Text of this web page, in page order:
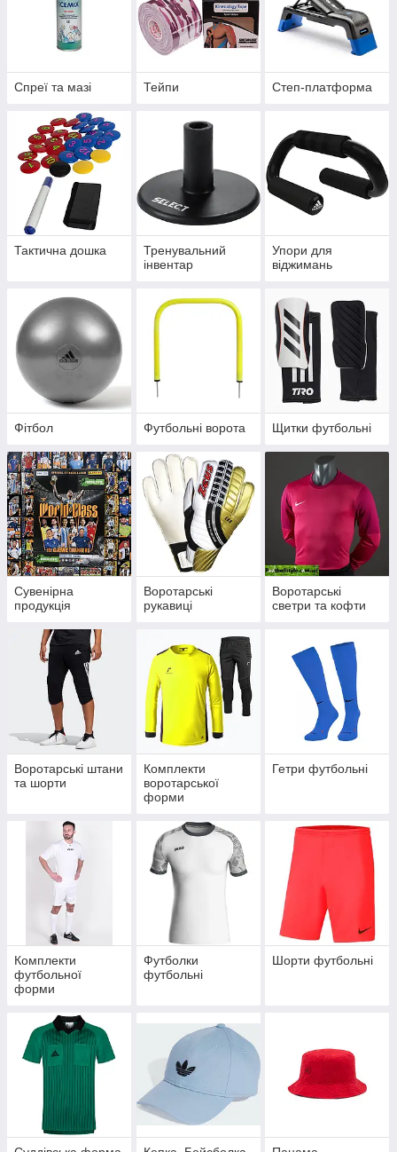
Спреї та мазі Тейпи Степ-платформа
Тактична дошка
Тренувальний
інвентар
Упори для
віджимань
Фітбол Футбольні ворота Щитки футбольні
Сувенірна
продукція
Воротарські
рукавиці
Воротарські
светри та кофти
Воротарські штани
та шорти
Комплекти
воротарської
форми
Гетри футбольні
Комплекти
футбольної
форми
Футболки
футбольні
Шорти футбольні